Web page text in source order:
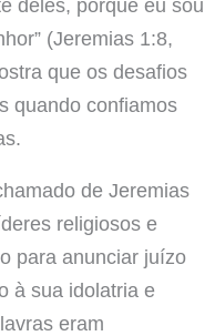
deles, porque eu sou
(Jeremias 1:8,
que os desafios
quando confiamos
de Jeremias
religiosos e
para anunciar juízo
à sua idolatria e
eram